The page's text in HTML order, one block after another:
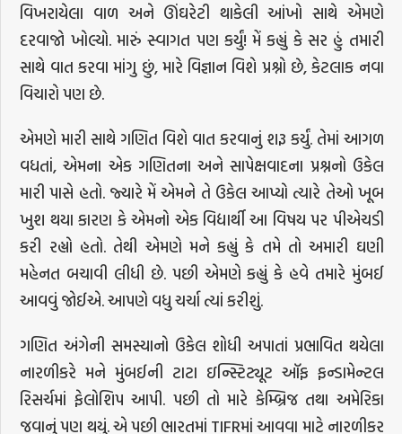
વિખરાયેલા વાળ અને ઊંઘરેટી થાકેલી આંખો સાથે એમણે
દરવાજો ખોલ્યો. મારું સ્વાગત પણ કર્યું! મેં કહ્યું કે સર હું તમારી
સાથે વાત કરવા માંગુ છું, મારે વિજ્ઞાન વિશે પ્રશ્નો છે, કેટલાક નવા
વિચારો પણ છે.
એમણે મારી સાથે ગણિત વિશે વાત કરવાનું શરૂ કર્યું. તેમાં આગળ
વધતાં, એમના એક ગણિતના અને સાપેક્ષવાદના પ્રશ્નનો ઉકેલ
મારી પાસે હતો. જ્યારે મેં એમને તે ઉકેલ આપ્યો ત્યારે તેઓ ખૂબ
ખુશ થયા કારણ કે એમનો એક વિદ્યાર્થી આ વિષય પર પીએચડી
કરી રહ્યો હતો. તેથી એમણે મને કહ્યું કે તમે તો અમારી ઘણી
મહેનત બચાવી લીધી છે. પછી એમણે કહ્યું કે હવે તમારે મુંબઈ
આવવું જોઈએ. આપણે વધુ ચર્ચા ત્યાં કરીશું.
ગણિત અંગેની સમસ્યાનો ઉકેલ શોધી અપાતાં પ્રભાવિત થયેલા
નારળીકરે મને મુંબઈની ટાટા ઇન્સ્ટિટ્યૂટ ઑફ ફન્ડામેન્ટલ
રિસર્ચમાં ફેલોશિપ આપી. પછી તો મારે કેમ્બ્રિજ તથા અમેરિકા
જવાનું પણ થયું. એ પછી ભારતમાં TIFRમાં આવવા માટે નારળીકર